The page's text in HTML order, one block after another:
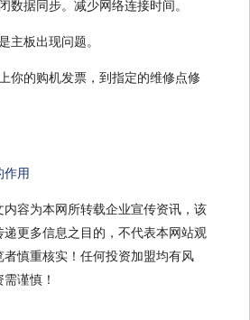
数据同步。减少网络连接时间。
主板出现问题。
你的购机发票，到指定的维修点修
作用
内容为本网所转载企业宣传资讯，该
更多信息之目的，不代表本网站观
者慎重核实！任何投资加盟均有风
谨慎！